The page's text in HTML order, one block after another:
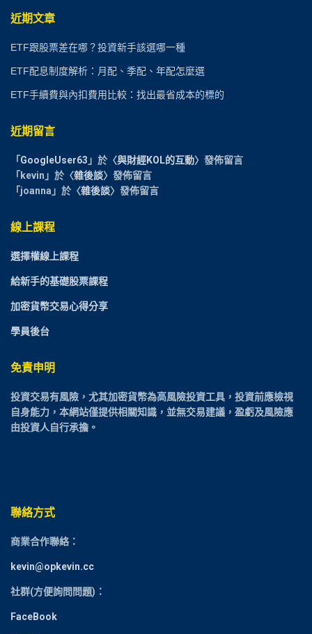
近期文章
ETF跟股票差在哪？投資新手該選哪一種
ETF配息制度解析：月配、季配、年配怎麼選
ETF手續費與內扣費用比較：找出最省成本的標的
近期留言
「 GoogleUser63 」於〈與財經KOL的互動〉發佈留言
「 kevin 」於〈雜後談〉發佈留言
「 joanna 」於〈雜後談〉發佈留言
線上課程
選擇權線上課程
給新手的基礎股票課程
加密貨幣交易心得分享
學員後台
免責申明
投資交易有風險，尤其加密貨幣為高風險投資工具，投資前應檢視
自身能力，本網站僅提供相關知識，並無交易建議，盈虧及風險應
由投資人自行承擔。
聯絡方式
商業合作聯絡：
kevin@opkevin.cc
社群(方便詢問問題)：
FaceBook